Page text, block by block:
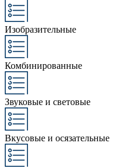
Изобразительные
Комбинированные
Звуковые и световые
Вкусовые и осязательные